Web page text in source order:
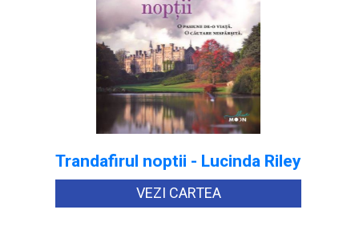
Trandafirul noptii - Lucinda Riley
VEZI CARTEA